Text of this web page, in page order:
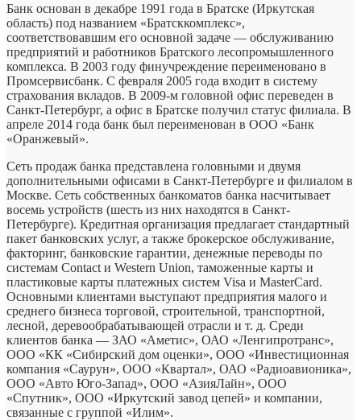
Банк основан в декабре 1991 года в Братске (Иркутская
область) под названием «Братсккомплекс»,
соответствовавшим его основной задаче — обслуживанию
предприятий и работников Братского лесопромышленного
комплекса. В 2003 году финучреждение переименовано в
Промсервисбанк. С февраля 2005 года входит в систему
страхования вкладов. В 2009-м головной офис переведен в
Санкт-Петербург, а офис в Братске получил статус филиала. В
апреле 2014 года банк был переименован в ООО «Банк
«Оранжевый».
Сеть продаж банка представлена головными и двумя
дополнительными офисами в Санкт-Петербурге и филиалом в
Москве. Сеть собственных банкоматов банка насчитывает
восемь устройств (шесть из них находятся в Санкт-
Петербурге). Кредитная организация предлагает стандартный
пакет банковских услуг, а также брокерское обслуживание,
факторинг, банковские гарантии, денежные переводы по
системам Contact и Western Union, таможенные карты и
пластиковые карты платежных систем Visa и MasterCard.
Основными клиентами выступают предприятия малого и
среднего бизнеса торговой, строительной, транспортной,
лесной, деревообрабатывающей отрасли и т. д. Среди
клиентов банка — ЗАО «Аметис», ОАО «Ленгипротранс»,
ООО «КК «Сибирский дом оценки», ООО «Инвестиционная
компания «Саурун», ООО «Квартал», ОАО «Радиоавионика»,
ООО «Авто Юго-Запад», ООО «АзияЛайн», ООО
«Спутник», ООО «Иркутский завод цепей» и компании,
связанные с группой «Илим».